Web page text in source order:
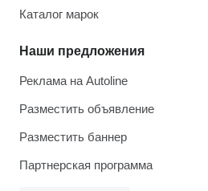
Каталог марок
Наши предложения
Реклама на Autoline
Разместить объявление
Разместить баннер
Партнерская программа